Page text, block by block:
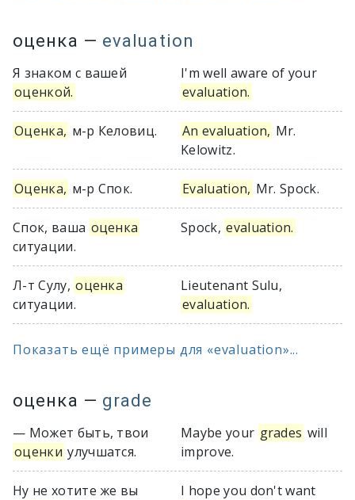
оценка — evaluation
Я знаком с вашей
оценкой.
I'm well aware of your
evaluation.
Оценка, м-р Келовиц. An evaluation, Mr.
Kelowitz.
Оценка, м-р Спок. Evaluation, Mr. Spock.
Спок, ваша оценка
ситуации.
Spock, evaluation.
Л-т Сулу, оценка
ситуации.
Lieutenant Sulu,
evaluation.
Показать ещё примеры для «evaluation»...
оценка — grade
— Может быть, твои
оценки улучшатся.
Maybe your grades will
improve.
Ну не хотите же вы
I hope you don't want